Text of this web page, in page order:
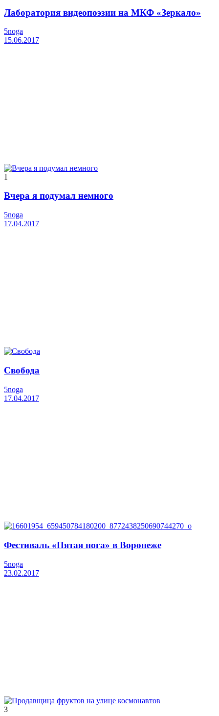
Лаборатория видеопоэзии на МКФ «Зеркало»
5noga
15.06.2017
1
Вчера я подумал немного
5noga
17.04.2017
Свобода
5noga
17.04.2017
Фестиваль «Пятая нога» в Воронеже
5noga
23.02.2017
3